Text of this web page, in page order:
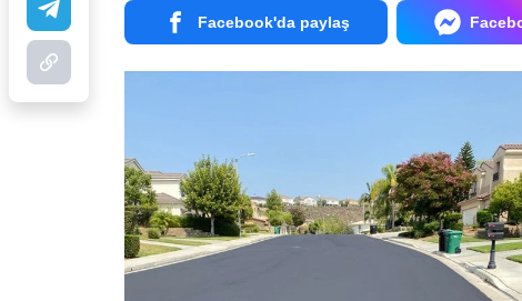
Facebook'da paylaş